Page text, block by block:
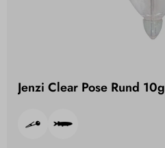
Jenzi Clear Pose Rund 10g